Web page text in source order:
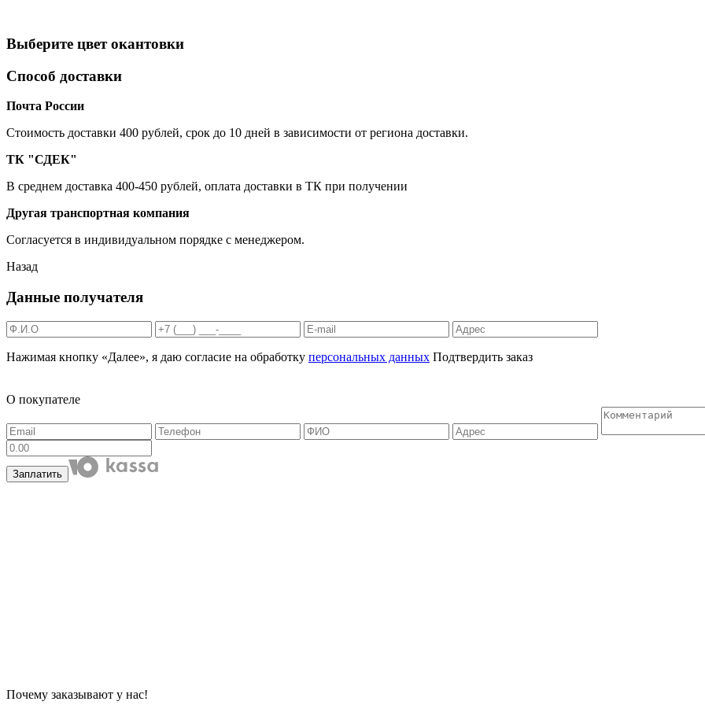
Выберите цвет окантовки
Способ доставки
Почта России
Cтоимость доставки 400 рублей, срок до 10 дней в зависимости от региона доставки.
ТК "СДЕК"
В среднем доставка 400-450 рублей, оплата доставки в ТК при получении
Другая транспортная компания
Согласуется в индивидуальном порядке с менеджером.
Назад
Данные получателя
Нажимая кнопку «Далее», я даю согласие на обработку персональных данных Подтвердить заказ
О покупателе
Заплатить
Почему заказывают у нас!